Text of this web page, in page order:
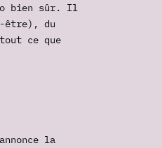
bien sûr. Il
être), du
ce que
la